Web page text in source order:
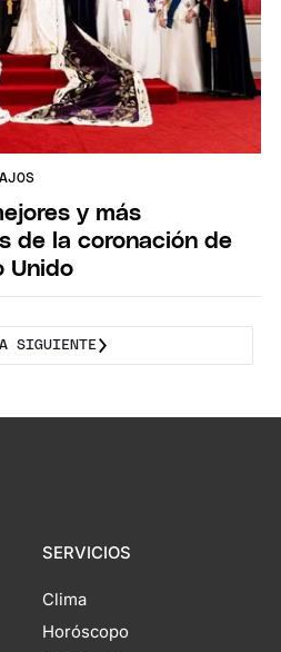
y más
de la coronación de
Unido
SIGUIENTE
SERVICIOS
Clima
Horóscopo